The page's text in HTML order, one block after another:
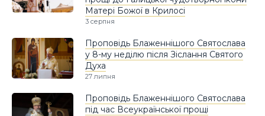
Матері Божої в Крилосі
3 серпня
Проповідь Блаженнішого Святослава
у 8-му неділю після Зіслання Святого
Духа
27 липня
Проповідь Блаженнішого Святослава
під час Всеукраїнської прощі